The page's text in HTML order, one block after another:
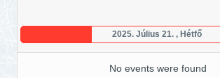
2025. Július 21. , Hétfő
No events were found